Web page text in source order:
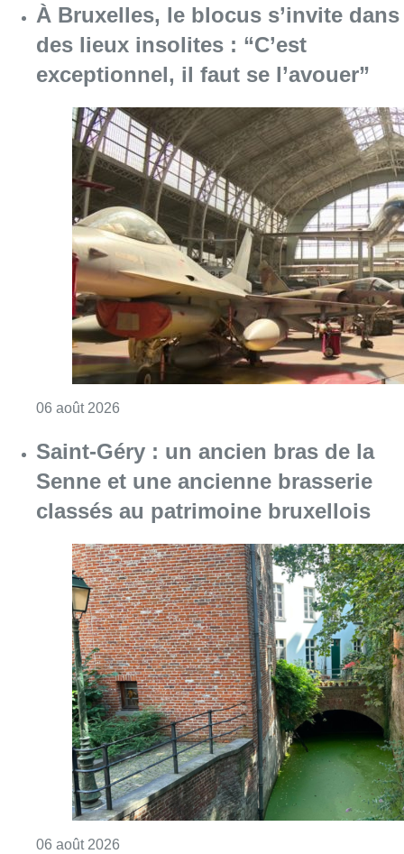
À Bruxelles, le blocus s’invite dans
des lieux insolites : “C’est
exceptionnel, il faut se l’avouer”
06 août 2026
Saint-Géry : un ancien bras de la
Senne et une ancienne brasserie
classés au patrimoine bruxellois
06 août 2026